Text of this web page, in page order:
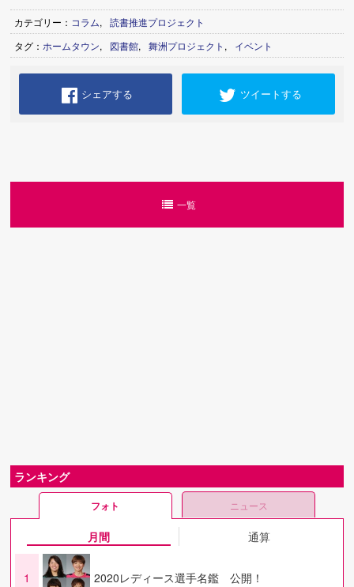
カテゴリー： コラム,
読書推進プロジェクト
タグ： ホームタウン, 図書館, 舞洲プロジェクト , イベント
シェアする ツイートする
一覧
ランキング
フォト ニュース
月間 通算
1 2020レディース選手名鑑 公開！